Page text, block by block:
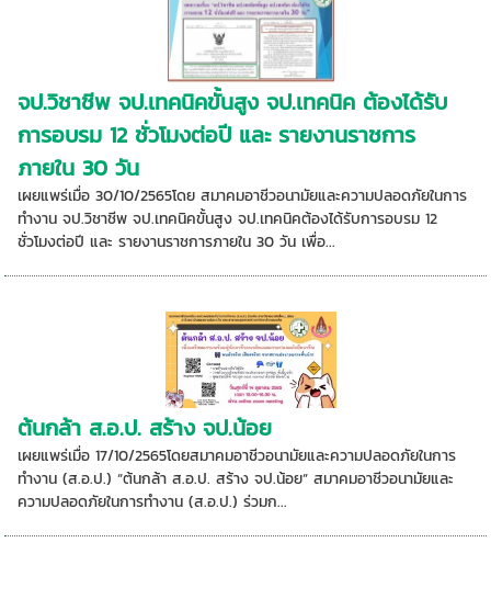
จป.วิชาชีพ จป.เทคนิคขั้นสูง จป.เทคนิค ต้องได้รับ
การอบรม 12 ชั่วโมงต่อปี และ รายงานราชการ
ภายใน 30 วัน
เผยแพร่เมื่อ 30/10/2565โดย สมาคมอาชีวอนามัยและความปลอดภัยในการ
ทำงาน จป.วิชาชีพ จป.เทคนิคขั้นสูง จป.เทคนิคต้องได้รับการอบรม 12
ชั่วโมงต่อปี และ รายงานราชการภายใน 30 วัน เพื่อ...
ต้นกล้า ส.อ.ป. สร้าง จป.น้อย
เผยแพร่เมื่อ 17/10/2565โดยสมาคมอาชีวอนามัยและความปลอดภัยในการ
ทำงาน (ส.อ.ป.) “ต้นกล้า ส.อ.ป. สร้าง จป.น้อย” สมาคมอาชีวอนามัยและ
ความปลอดภัยในการทำงาน (ส.อ.ป.) ร่วมก...